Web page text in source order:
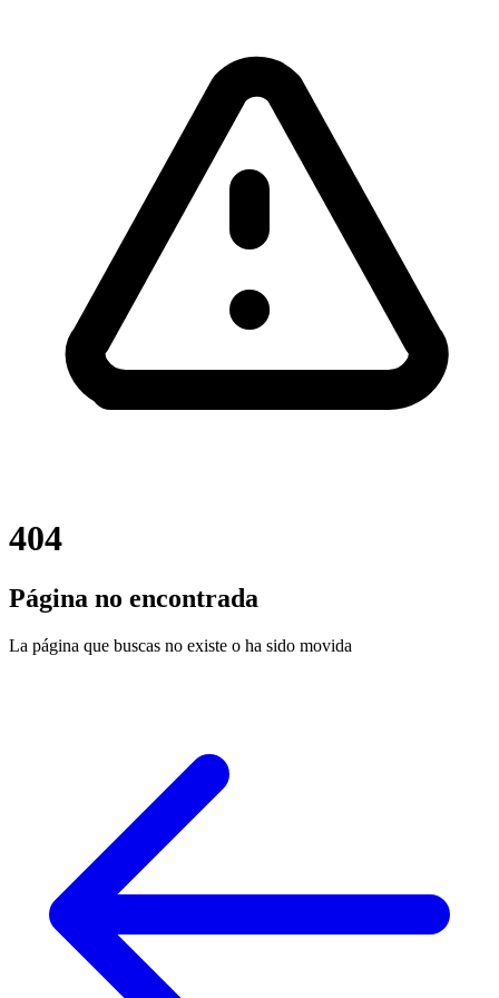
404
Página no encontrada
La página que buscas no existe o ha sido movida